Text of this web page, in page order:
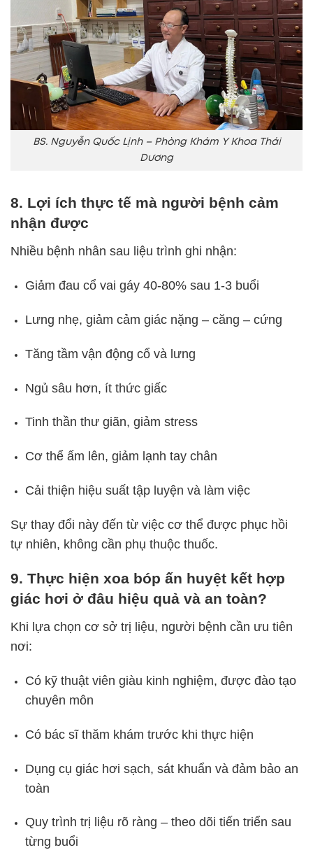
BS. Nguyễn Quốc Lịnh – Phòng Khám Y Khoa Thái
Dương
8. Lợi ích thực tế mà người bệnh cảm
nhận được
Nhiều bệnh nhân sau liệu trình ghi nhận:
Giảm đau cổ vai gáy 40-80% sau 1-3 buổi
Lưng nhẹ, giảm cảm giác nặng – căng – cứng
Tăng tầm vận động cổ và lưng
Ngủ sâu hơn, ít thức giấc
Tinh thần thư giãn, giảm stress
Cơ thể ấm lên, giảm lạnh tay chân
Cải thiện hiệu suất tập luyện và làm việc
Sự thay đổi này đến từ việc cơ thể được phục hồi
tự nhiên, không cần phụ thuộc thuốc.
9. Thực hiện xoa bóp ấn huyệt kết hợp
giác hơi ở đâu hiệu quả và an toàn?
Khi lựa chọn cơ sở trị liệu, người bệnh cần ưu tiên
nơi:
Có kỹ thuật viên giàu kinh nghiệm, được đào tạo
chuyên môn
Có bác sĩ thăm khám trước khi thực hiện
Dụng cụ giác hơi sạch, sát khuẩn và đảm bảo an
toàn
Quy trình trị liệu rõ ràng – theo dõi tiến triển sau
từng buổi